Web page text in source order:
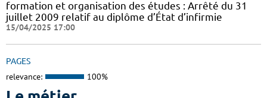
formation et organisation des études : Arrêté du 31
juillet 2009 relatif au diplôme d’État d’infirmie
15/04/2025 17:00
PAGES
relevance: 100%